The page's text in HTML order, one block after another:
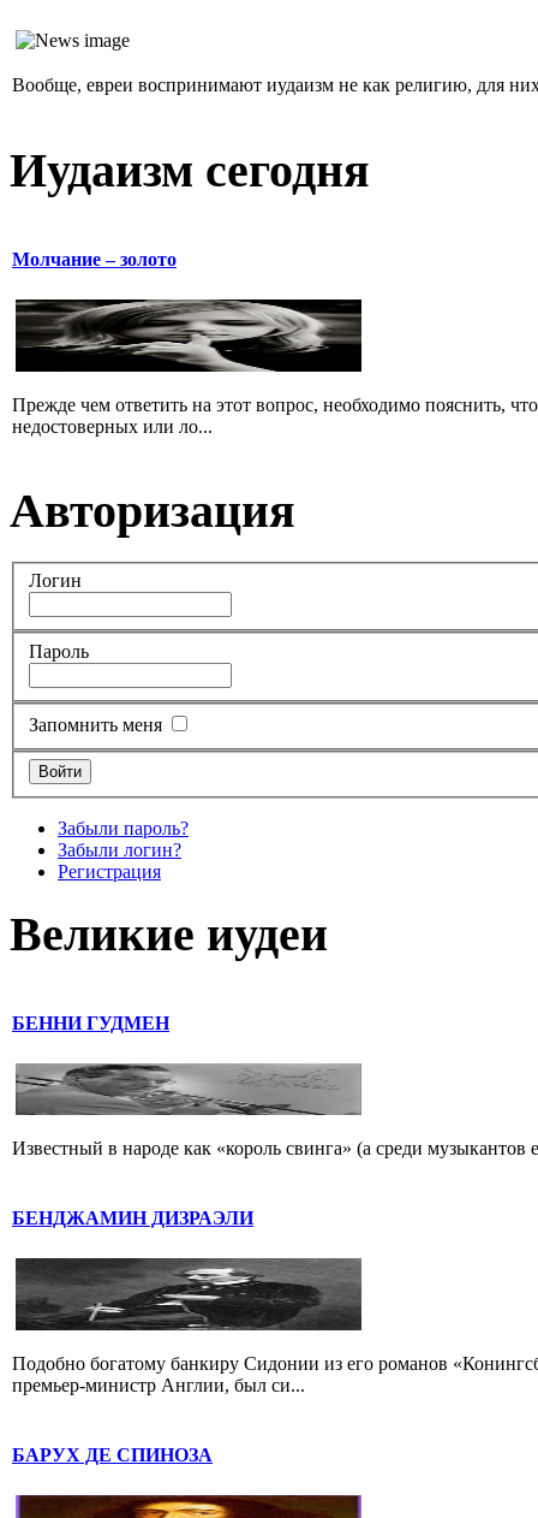
Вообще, евреи воспринимают иудаизм не как религию, для
Иудаизм сегодня
Молчание – золото
Прежде чем ответить на этот вопрос, необходимо пояснить,
недостоверных или ло...
Авторизация
Логин
Пароль
Запомнить меня
Забыли пароль?
Забыли логин?
Регистрация
Великие иудеи
БЕННИ ГУДМЕН
Известный в народе как «король свинга» (а среди
БЕНДЖАМИН ДИЗРАЭЛИ
Подобно богатому банкиру Сидонии из его романов
премьер-министр Англии, был си...
БАРУХ ДЕ СПИНОЗА